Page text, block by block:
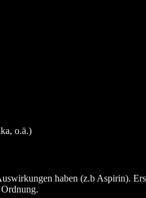
o.ä.)
haben (z.b Aspirin).